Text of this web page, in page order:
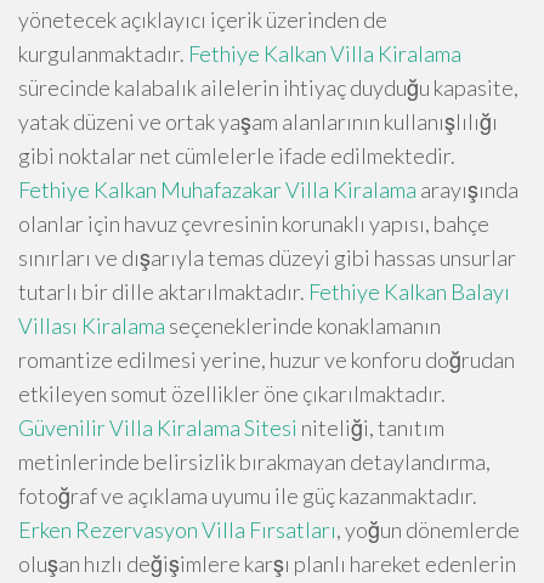
yönetecek açıklayıcı içerik üzerinden de
kurgulanmaktadır. Fethiye Kalkan Villa Kiralama
sürecinde kalabalık ailelerin ihtiyaç duyduğu kapasite,
yatak düzeni ve ortak yaşam alanlarının kullanışlılığı
gibi noktalar net cümlelerle ifade edilmektedir.
Fethiye Kalkan Muhafazakar Villa Kiralama arayışında
olanlar için havuz çevresinin korunaklı yapısı, bahçe
sınırları ve dışarıyla temas düzeyi gibi hassas unsurlar
tutarlı bir dille aktarılmaktadır. Fethiye Kalkan Balayı
Villası Kiralama seçeneklerinde konaklamanın
romantize edilmesi yerine, huzur ve konforu doğrudan
etkileyen somut özellikler öne çıkarılmaktadır.
Güvenilir Villa Kiralama Sitesi niteliği, tanıtım
metinlerinde belirsizlik bırakmayan detaylandırma,
fotoğraf ve açıklama uyumu ile güç kazanmaktadır.
Erken Rezervasyon Villa Fırsatları, yoğun dönemlerde
oluşan hızlı değişimlere karşı planlı hareket edenlerin